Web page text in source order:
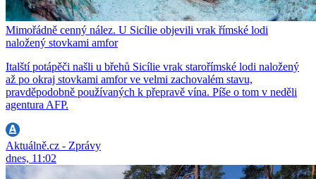
Mimořádně cenný nález. U Sicílie objevili vrak římské lodi
naložený stovkami amfor
Italští potápěči našli u břehů Sicílie vrak starořímské lodi naložený
až po okraj stovkami amfor ve velmi zachovalém stavu,
pravděpodobně používaných k přepravě vína. Píše o tom v neděli
agentura AFP.
Aktuálně.cz - Zprávy
dnes, 11:02